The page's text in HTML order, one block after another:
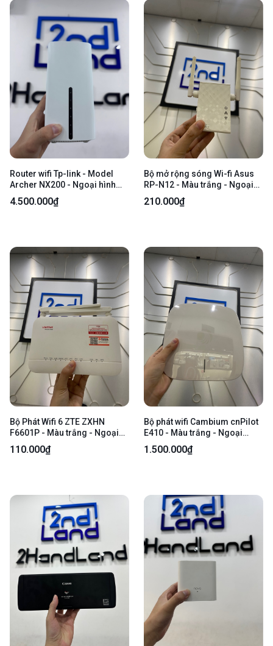
Router wifi Tp-link - Model
Archer NX200 - Ngoại hình
97.5% - Ố nhẹ - Kèm nguồn
4.500.000₫
Bộ mở rộng sóng Wi-fi Asus
RP-N12 - Màu trắng - Ngoại
hình: 97% - Ố, xước - Body
210.000₫
Bộ Phát Wifi 6 ZTE ZXHN
F6601P - Màu trắng - Ngoại
hình: 97% - Chưa đăng kí nhà
mạng - Kèm nguồn
110.000₫
Bộ phát wifi Cambium cnPilot
E410 - Màu trắng - Ngoại
hình: 98% - Kèm Box
1.500.000₫